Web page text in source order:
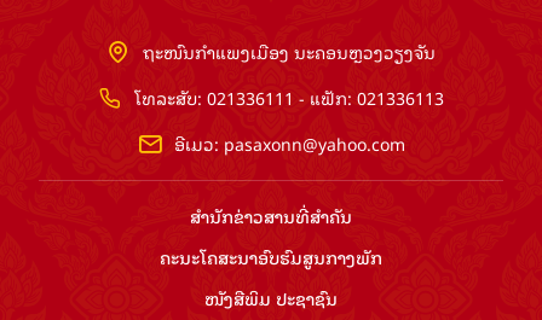
ຖະໜົນກຳແພງເມືອງ ນະຄອນຫຼວງວຽງຈັນ
ໂທລະສັບ: 021336111 - ແຟັກ: 021336113
ອີເມວ: pasaxonn@yahoo.com
ສຳ​ນັກ​ຂ່າວ​ສານ​ທີ່​ສຳ​ຄັນ​
ຄະນະໂຄສະນາອົບຮົມ​ສູນ​ກາງ​ພັກ
ໜັງສືພິມ ປະ​ຊາ​ຊົນ